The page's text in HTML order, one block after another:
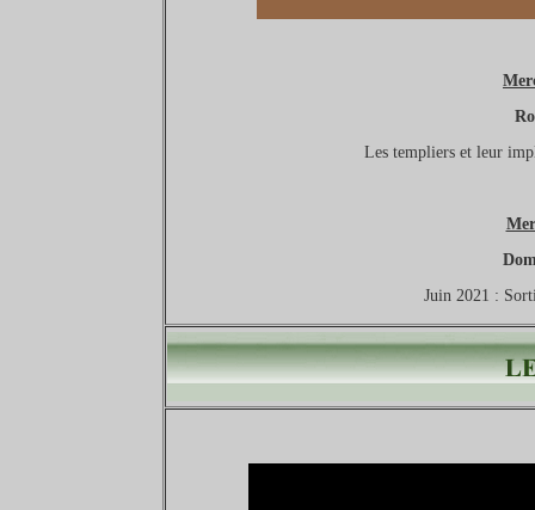
Les templiers et leur
Juin 2021 :